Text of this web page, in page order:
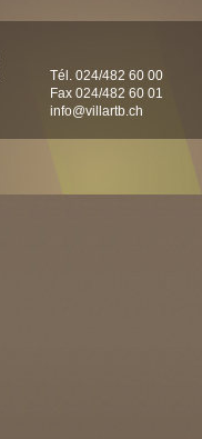
Tél. 024/482 60 00
Fax 024/482 60 01
info@villartb.ch